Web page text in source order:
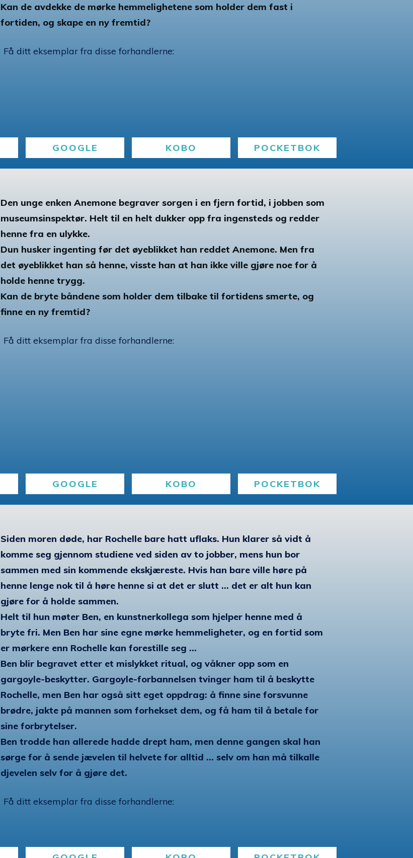
Kan de avdekke de mørke hemmelighetene som holder dem fast i
fortiden, og skape en ny fremtid?
Få ditt eksemplar fra disse forhandlerne:
GOOGLE KOBO POCKETBOK
Den unge enken Anemone begraver sorgen i en fjern fortid, i jobben som
museumsinspektør. Helt til en helt dukker opp fra ingensteds og redder
henne fra en ulykke.
Dun husker ingenting før det øyeblikket han reddet Anemone. Men fra
det øyeblikket han så henne, visste han at han ikke ville gjøre noe for å
holde henne trygg.
Kan de bryte båndene som holder dem tilbake til fortidens smerte, og
finne en ny fremtid?
Få ditt eksemplar fra disse forhandlerne:
GOOGLE KOBO POCKETBOK
Siden moren døde, har Rochelle bare hatt uflaks. Hun klarer så vidt å
komme seg gjennom studiene ved siden av to jobber, mens hun bor
sammen med sin kommende ekskjæreste. Hvis han bare ville høre på
henne lenge nok til å høre henne si at det er slutt ... det er alt hun kan
gjøre for å holde sammen.
Helt til hun møter Ben, en kunstnerkollega som hjelper henne med å
bryte fri. Men Ben har sine egne mørke hemmeligheter, og en fortid som
er mørkere enn Rochelle kan forestille seg ...
Ben blir begravet etter et mislykket ritual, og våkner opp som en
gargoyle-beskytter. Gargoyle-forbannelsen tvinger ham til å beskytte
Rochelle, men Ben har også sitt eget oppdrag: å finne sine forsvunne
brødre, jakte på mannen som forhekset dem, og få ham til å betale for
sine forbrytelser.
Ben trodde han allerede hadde drept ham, men denne gangen skal han
sørge for å sende jævelen til helvete for alltid ... selv om han må tilkalle
djevelen selv for å gjøre det.
Få ditt eksemplar fra disse forhandlerne: